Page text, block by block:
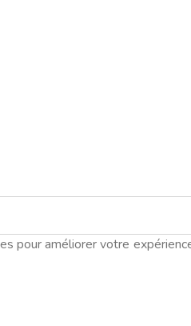
pour améliorer votre